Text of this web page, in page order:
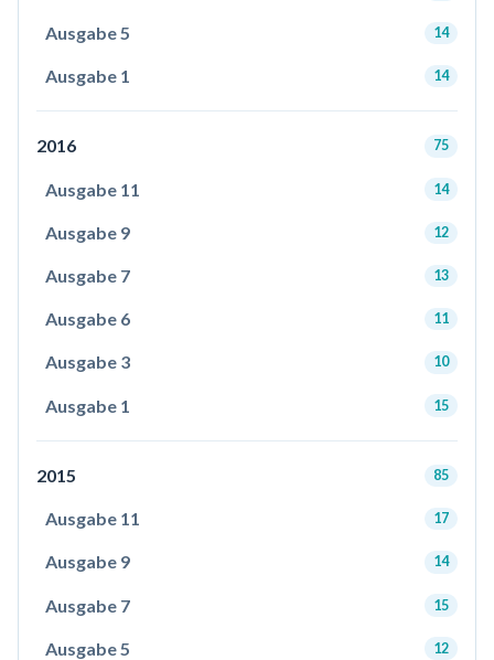
Ausgabe 5 14
Ausgabe 1 14
2016 75
Ausgabe 11 14
Ausgabe 9 12
Ausgabe 7 13
Ausgabe 6 11
Ausgabe 3 10
Ausgabe 1 15
2015 85
Ausgabe 11 17
Ausgabe 9 14
Ausgabe 7 15
Ausgabe 5 12